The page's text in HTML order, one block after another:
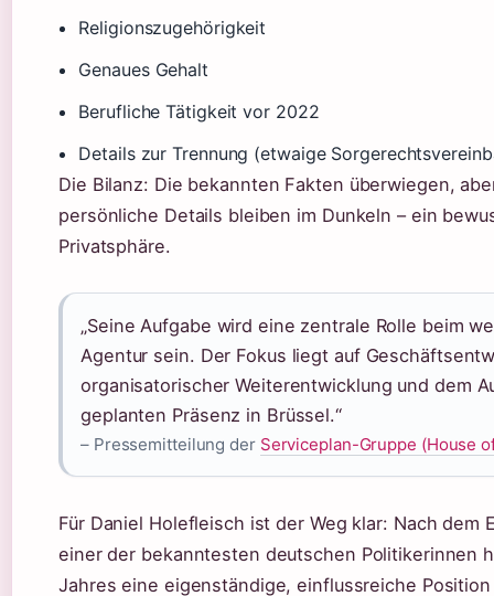
Religionszugehörigkeit
Genaues Gehalt
Berufliche Tätigkeit vor 2022
Details zur Trennung (etwaige
Die Bilanz: Die bekannten Fakten überwiegen,
persönliche Details bleiben im Dunkeln – ein
Privatsphäre.
„Seine Aufgabe wird eine zentrale Rolle beim
Agentur sein. Der Fokus liegt auf
organisatorischer Weiterentwicklung und dem
geplanten Präsenz in Brüssel.“
– Pressemitteilung der Serviceplan-Gruppe (House
Für Daniel Holefleisch ist der Weg klar: Nach dem
einer der bekanntesten deutschen Politikerinnen
Jahres eine eigenständige, einflussreiche